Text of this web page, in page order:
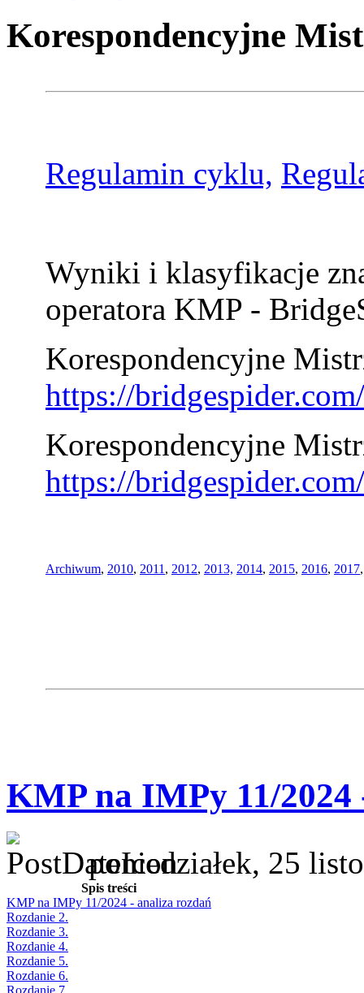
Korespondencyjne
Regulamin cyklu,
Wyniki i klasyfikacje
operatora KMP -
Korespondencyjne
https://
Korespondencyjne
https://
Archiwum, 2010, 2011 , 2012, 2013, 2014, 2015, 2016, 2017
KMP na IMPy 11/2024
poniedziałek, 25
Spis treści
KMP na IMPy 11/2024 - analiza rozdań
Rozdanie 2.
Rozdanie 3.
Rozdanie 4.
Rozdanie 5.
Rozdanie 6.
Rozdanie 7.